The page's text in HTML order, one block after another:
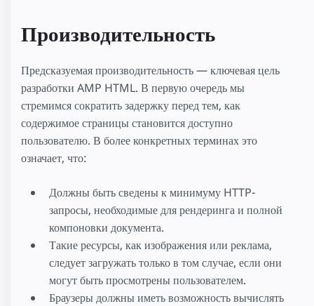
Производительность
Предсказуемая производительность — ключевая цель
разработки AMP HTML. В первую очередь мы
стремимся сократить задержку перед тем, как
содержимое страницы становится доступно
пользователю. В более конкретных терминах это
означает, что:
Должны быть сведены к минимуму HTTP-
запросы, необходимые для рендеринга и полной
компоновки документа.
Такие ресурсы, как изображения или реклама,
следует загружать только в том случае, если они
могут быть просмотрены пользователем.
Браузеры должны иметь возможность вычислять